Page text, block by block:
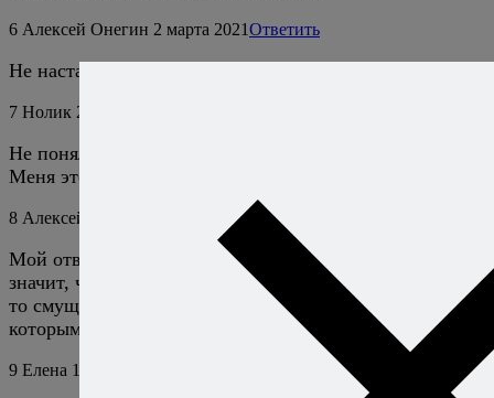
6 Алексей Онегин 2 марта 2021Ответить
Не настаиваю.
7 Нолик 28 июня 2025
Не понял Вашего ответа Алексею (№ 5)…
Меня это тоже интересует.
8 Алексей Онегин 28 июня 2025 Ответить
Мой ответ означает, что я пишу рецепты, но это не
значит, что вы обязаны по ним готовить. Если вас что-
то смущает в моих рецептах — лучше предпочесть те,
которым вы доверяете на все 100%.
9 Елена 10 марта 2026